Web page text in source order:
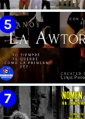
Onelio Jesús Larralde
|| Música popular
cubana || Videoclip ||
🟡 Tico González -
pare la mula¨ -
Dirección: John
Roberto C.